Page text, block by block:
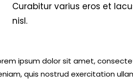
Curabitur varius eros et
nisl.
ipsum dolor sit amet,
quis nostrud exercitation